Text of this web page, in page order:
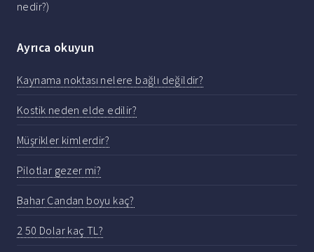
nedir?)
Ayrıca okuyun
Kaynama noktası nelere bağlı değildir?
Kostik neden elde edilir?
Müşrikler kimlerdir?
Pilotlar gezer mi?
Bahar Candan boyu kaç?
2 50 Dolar kaç TL?